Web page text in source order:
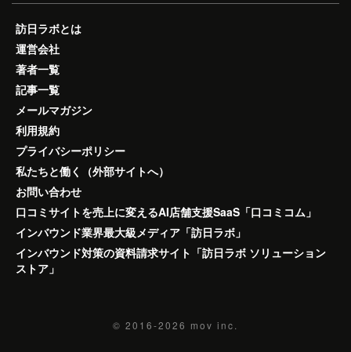
訪日ラボとは
運営会社
著者一覧
記事一覧
メールマガジン
利用規約
プライバシーポリシー
私たちと働く（外部サイトへ）
お問い合わせ
口コミサイトを売上に変えるAI店舗支援SaaS「口コミコム」
インバウンド業界最大級メディア「訪日ラボ」
インバウンド対策の資料請求サイト「訪日ラボ ソリューション
ストア」
© 2016-2026 mov inc.